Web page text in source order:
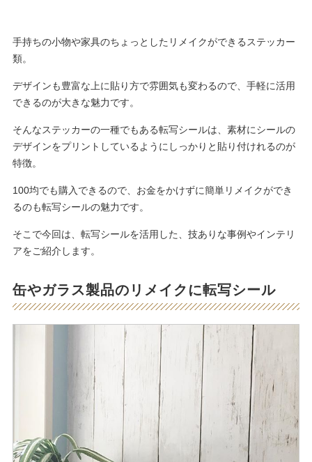
手持ちの小物や家具のちょっとしたリメイクができるステッカー
類。
デザインも豊富な上に貼り方で雰囲気も変わるので、手軽に活用
できるのが大きな魅力です。
そんなステッカーの一種でもある転写シールは、素材にシールの
デザインをプリントしているようにしっかりと貼り付けれるのが
特徴。
100均でも購入できるので、お金をかけずに簡単リメイクができ
るのも転写シールの魅力です。
そこで今回は、転写シールを活用した、技ありな事例やインテリ
アをご紹介します。
缶やガラス製品のリメイクに転写シール